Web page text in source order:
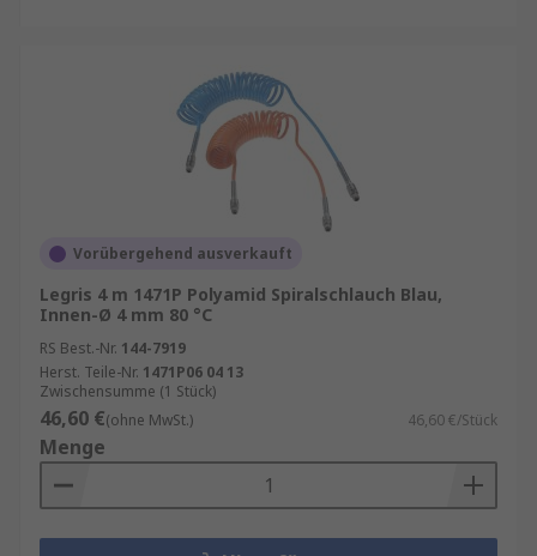
Vorübergehend ausverkauft
Legris 4 m 1471P Polyamid Spiralschlauch Blau,
Innen-Ø 4 mm 80 °C
RS Best.-Nr. 144-7919
Herst. Teile-Nr. 1471P06 04 13
Zwischensumme (1 Stück)
46,60 €(ohne MwSt.) 46,60 €/Stück
Menge